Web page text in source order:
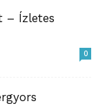
– Ízletes
0